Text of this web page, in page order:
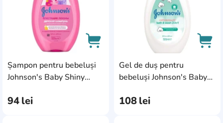
Șampon pentru bebeluși
Johnson's Baby Shiny
94lei
AddCardToCart
Gel de duș pentru
bebeluși Johnson's Baby
Touch 500ml
108lei